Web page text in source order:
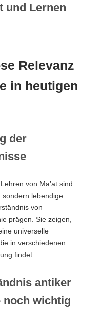
und Lernen
Relevanz
in heutigen
der
von Ma’at sind
sondern lebendige
von
prägen. Sie zeigen,
universelle
in verschiedenen
findet.
antiker
noch wichtig